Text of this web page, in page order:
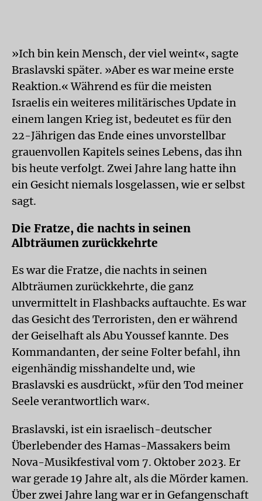
»Ich bin kein Mensch, der viel weint«, sagte
Braslavski später. »Aber es war meine erste
Reaktion.« Während es für die meisten
Israelis ein weiteres militärisches Update in
einem langen Krieg ist, bedeutet es für den
22-Jährigen das Ende eines unvorstellbar
grauenvollen Kapitels seines Lebens, das ihn
bis heute verfolgt. Zwei Jahre lang hatte ihn
ein Gesicht niemals losgelassen, wie er selbst
sagt.
Die Fratze, die nachts in seinen
Albträumen zurückkehrte
Es war die Fratze, die nachts in seinen
Albträumen zurückkehrte, die ganz
unvermittelt in Flashbacks auftauchte. Es war
das Gesicht des Terroristen, den er während
der Geiselhaft als Abu Youssef kannte. Des
Kommandanten, der seine Folter befahl, ihn
eigenhändig misshandelte und, wie
Braslavski es ausdrückt, »für den Tod meiner
Seele verantwortlich war«.
Braslavski, ist ein israelisch-deutscher
Überlebender des Hamas-Massakers beim
Nova-Musikfestival vom 7. Oktober 2023. Er
war gerade 19 Jahre alt, als die Mörder kamen.
Über zwei Jahre lang war er in Gefangenschaft